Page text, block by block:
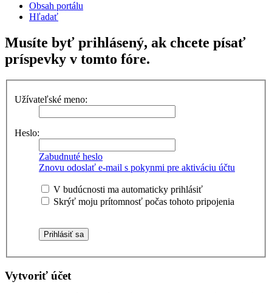
Obsah portálu
Hľadať
Musíte byť prihlásený, ak chcete písať
príspevky v tomto fóre.
Užívateľské meno:
Heslo:
Zabudnuté heslo
Znovu odoslať e-mail s pokynmi pre aktiváciu účtu
V budúcnosti ma automaticky prihlásiť
Skrýť moju prítomnosť počas tohoto pripojenia
Vytvoriť účet